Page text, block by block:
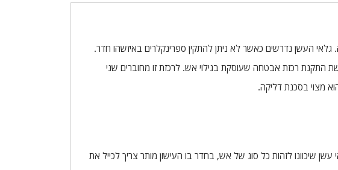
גלאי העשן נדרשים כאשר לא ניתן להתקין ספרינקלרים באיזשהו חדר.
התקנת רכזת אבטחה שעוסקת בגילוי אש. לרכזת זו מחוברים שני
מצוי בסכנת דליקה.
שיכוונו לזהות כל סוג של אש, בחדר בו העישון מותר צריך לכייל את